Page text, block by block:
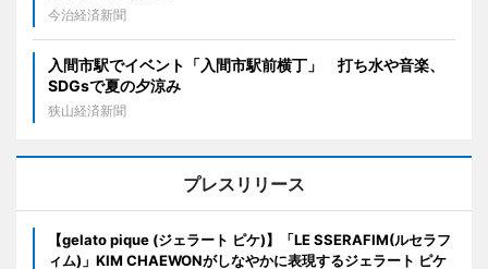
今治経済新聞
入間市駅でイベント「入間市駅前横丁」 打ち水や音楽、
SDGsで夏の夕涼み
狭山経済新聞
プレスリリース
【gelato pique (ジェラート ピケ)】「LE SSERAFIM(ルセラフ
ィム)」KIM CHAEWONがしなやかに表現するジェラート ピケ